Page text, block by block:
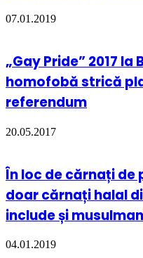
07.01.2019
„Gay Pride” 2017
homofobă strică
referendum
20.05.2017
În loc de cărnați de
doar cărnați halal
include și
04.01.2019